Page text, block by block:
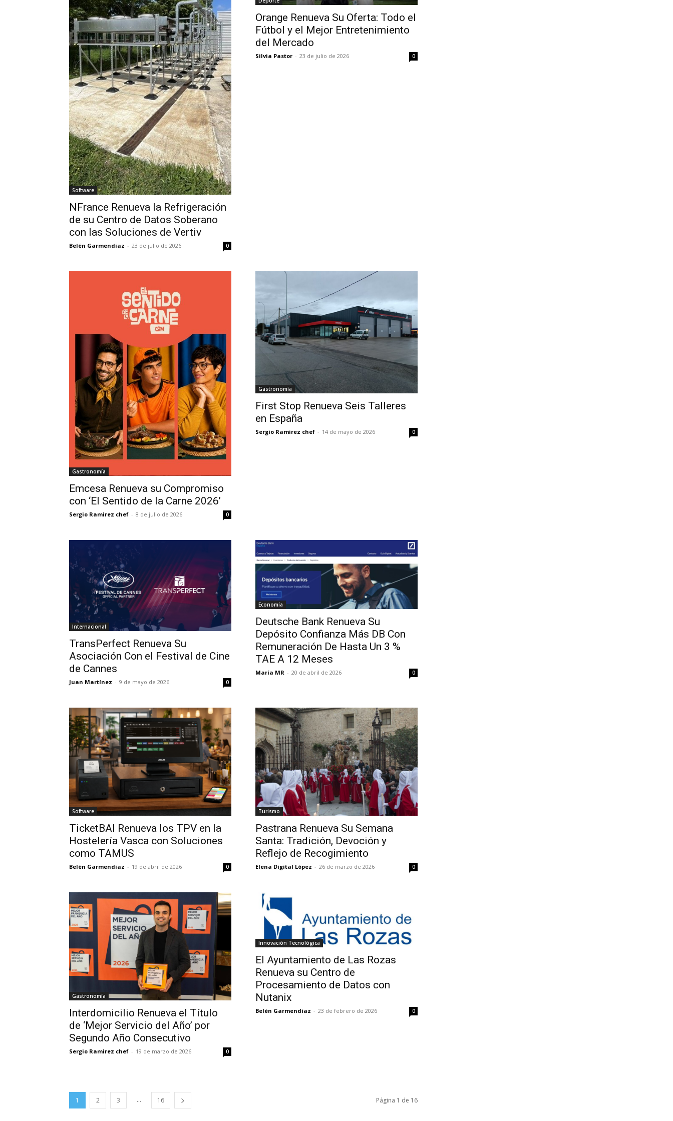
Software
NFrance Renueva la Refrigeración
de su Centro de Datos Soberano
con las Soluciones de Vertiv
Belén Garmendiaz - 23 de julio de 2026 0
Orange Renueva Su Oferta: Todo el
Fútbol y el Mejor Entretenimiento
del Mercado
Silvia Pastor - 23 de julio de 2026 0
Gastronomía
Emcesa Renueva su Compromiso
con ‘El Sentido de la Carne 2026’
Sergio Ramirez chef - 8 de julio de 2026 0
Gastronomía
First Stop Renueva Seis Talleres
en España
Sergio Ramirez chef - 14 de mayo de 2026 0
Internacional
TransPerfect Renueva Su
Asociación Con el Festival de Cine
de Cannes
Juan Martínez - 9 de mayo de 2026 0
Economía
Deutsche Bank Renueva Su
Depósito Confianza Más DB Con
Remuneración De Hasta Un 3 %
TAE A 12 Meses
María MR - 20 de abril de 2026 0
Software
TicketBAI Renueva los TPV en la
Hostelería Vasca con Soluciones
como TAMUS
Belén Garmendiaz - 19 de abril de 2026 0
Turismo
Pastrana Renueva Su Semana
Santa: Tradición, Devoción y
Reflejo de Recogimiento
Elena Digital López - 26 de marzo de 2026 0
Gastronomía
Interdomicilio Renueva el Título
de ‘Mejor Servicio del Año’ por
Segundo Año Consecutivo
Sergio Ramirez chef - 19 de marzo de 2026 0
Innovación Tecnológica
El Ayuntamiento de Las Rozas
Renueva su Centro de
Procesamiento de Datos con
Nutanix
Belén Garmendiaz - 23 de febrero de 2026 0
1 2 3 ... 16 Página 1 de 16